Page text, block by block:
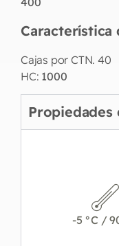
Característica
Cajas por CTN. 40
HC: 1000
Propiedades
-5 °C /